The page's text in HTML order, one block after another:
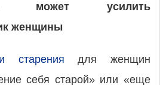
может усилить
женщины
старения для женщин
себя старой» или «еще